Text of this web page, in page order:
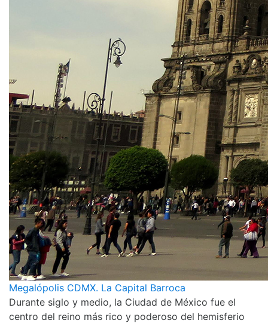
Megalópolis CDMX. La Capital Barroca
Durante siglo y medio, la Ciudad de México fue el
centro del reino más rico y poderoso del hemisferio